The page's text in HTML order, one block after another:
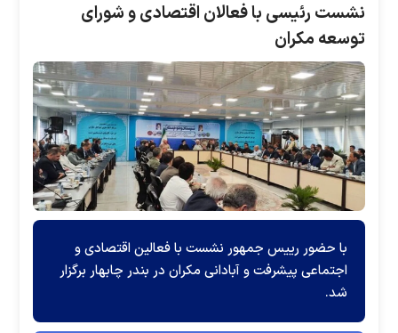
نشست رئیسی با فعالان اقتصادی و شورای
توسعه مکران
با حضور رییس جمهور نشست با فعالین اقتصادی و
اجتماعی پیشرفت و آبادانی مکران در بندر چابهار برگزار
شد.